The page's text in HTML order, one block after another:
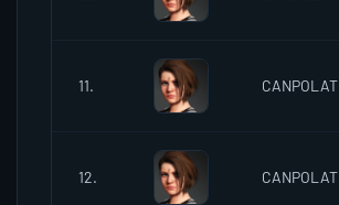
11. CANPOLAT
12. CANPOLAT